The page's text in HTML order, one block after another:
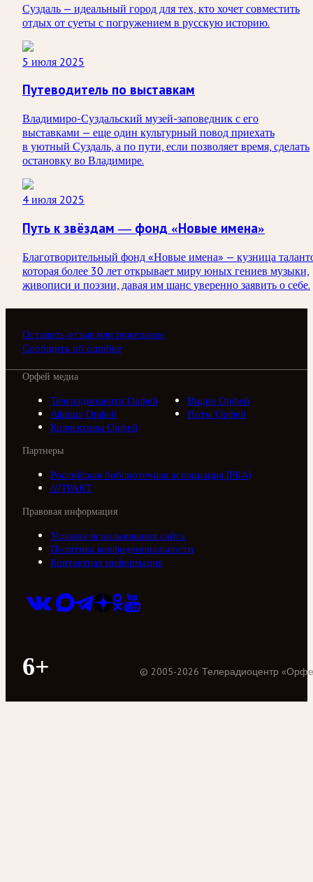
Суздаль — идеальный город для тех, кто хочет совместить
отдых от суеты с погружением в русскую историю.
5 июля 2025
Путеводитель по выставкам
Владимиро-Суздальский музей-заповедник с его
выставками — еще один культурный повод приехать
в уютный Суздаль, а по пути, если позволяет время, сделать
остановку во Владимире.
4 июля 2025
Путь к звёздам — фонд «Новые имена»
Благотворительный фонд «Новые имена» — кузница
которая более 30 лет открывает миру юных гениев музыки,
живописи и поэзии, давая им шанс уверенно заявить о себе.
Оставить отзыв или пожелание
Сообщить об ошибке
Орфей медиа
Телерадиоцентр Орфей
Видео Орфей
Афиша Орфей
Ноты Орфей
Коллективы Орфей
Партнеры
Российская библиотечная ассоциация (РБА)
///ТРАКТ
Правовая информация
Условия использования сайта
Политика конфиденциальности
Контактная информация
6+ © 2005-2026 Телерадиоцентр